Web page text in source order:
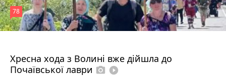
Хресна хода з Волині вже дійшла до
Почаївської лаври photo_camera play_circle_filled
78